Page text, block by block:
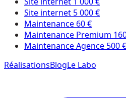
Site internet 5 000 €
Maintenance 60 €
Maintenance Premium
Maintenance Agence 500 €
RéalisationsBlogLe Labo